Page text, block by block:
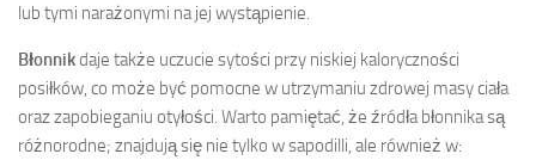
lub tymi narażonymi na jej wystąpienie.
Błonnikdaje także uczucie sytości przy niskiej kaloryczności
posiłków, co może być pomocne w utrzymaniu zdrowej masy ciała
oraz zapobieganiu otyłości. Warto pamiętać, że źródła błonnika są
różnorodne; znajdują się nie tylko w sapodilli, ale również w: